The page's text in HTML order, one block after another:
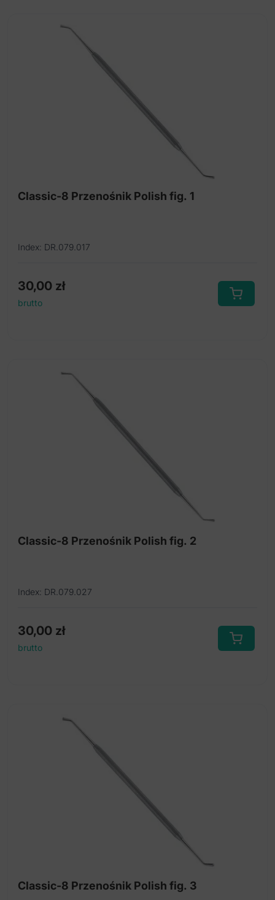
Classic-8 Przenośnik Polish fig. 1
Index: DR.079.017
30,00 zł
brutto
Classic-8 Przenośnik Polish fig. 2
Index: DR.079.027
30,00 zł
brutto
Classic-8 Przenośnik Polish fig. 3